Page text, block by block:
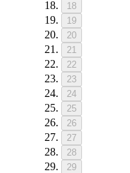
18
19
20
21
22
23
24
25
26
27
28
29